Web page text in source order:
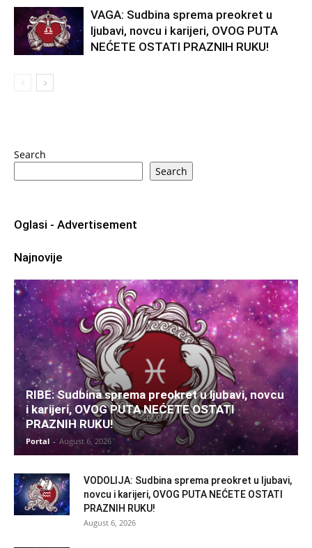
VAGA: Sudbina sprema preokret u
ljubavi, novcu i karijeri, OVOG PUTA
NEĆETE OSTATI PRAZNIH RUKU!
Search
Search
Oglasi - Advertisement
Najnovije
RIBE: Sudbina sprema preokret u ljubavi, novcu
i karijeri, OVOG PUTA NEĆETE OSTATI
PRAZNIH RUKU!
Portal - August 6, 2026
VODOLIJA: Sudbina sprema preokret u ljubavi,
novcu i karijeri, OVOG PUTA NEĆETE OSTATI
PRAZNIH RUKU!
August 6, 2026